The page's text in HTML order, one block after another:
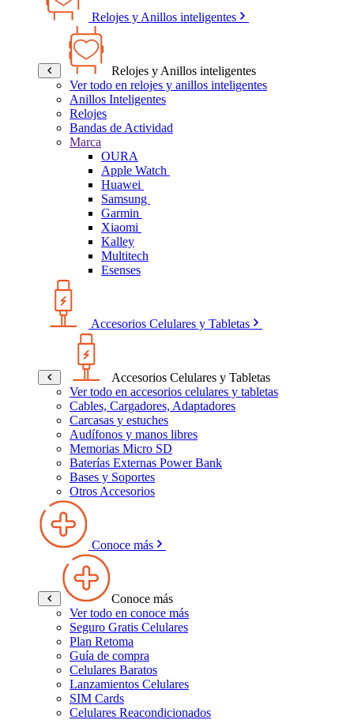
Relojes y Anillos inteligentes
Relojes y Anillos inteligentes
Ver todo en relojes y anillos inteligentes
Anillos Inteligentes
Relojes
Bandas de Actividad
Marca
OURA
Apple Watch
Huawei
Samsung
Garmin
Xiaomi
Kalley
Multitech
Esenses
Accesorios Celulares y Tabletas
Accesorios Celulares y Tabletas
Ver todo en accesorios celulares y tabletas
Cables, Cargadores, Adaptadores
Carcasas y estuches
Audífonos y manos libres
Memorias Micro SD
Baterías Externas Power Bank
Bases y Soportes
Otros Accesorios
Conoce más
Conoce más
Ver todo en conoce más
Seguro Gratis Celulares
Plan Retoma
Guía de compra
Celulares Baratos
Lanzamientos Celulares
SIM Cards
Celulares Reacondicionados